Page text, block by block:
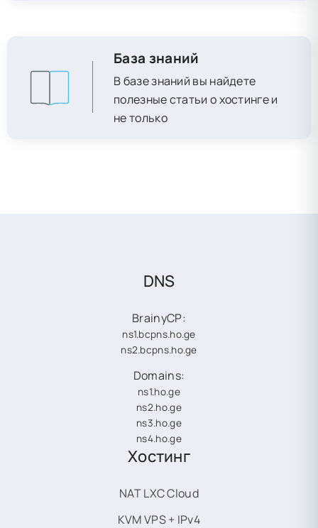
База знаний
В базе знаний вы найдете
полезные статьи о хостинге и
не только
DNS
BrainyCP:
ns1.bcpns.ho.ge
ns2.bcpns.ho.ge
Domains:
ns1.ho.ge
ns2.ho.ge
ns3.ho.ge
ns4.ho.ge
Хостинг
NAT LXC Cloud
KVM VPS + IPv4